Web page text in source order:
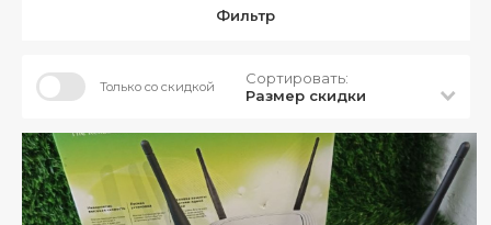
Фильтр
Только со скидкой
Сортировать:
Размер скидки